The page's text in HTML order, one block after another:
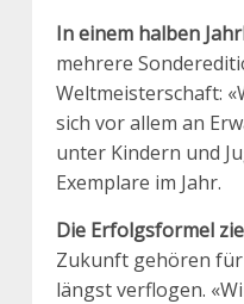
In einem halben
mehrere
Weltmeisterschaft:
sich vor allem an
unter Kindern und
Exemplare im Jahr.
Die Erfolgsformel
Zukunft gehören für
längst verflogen.